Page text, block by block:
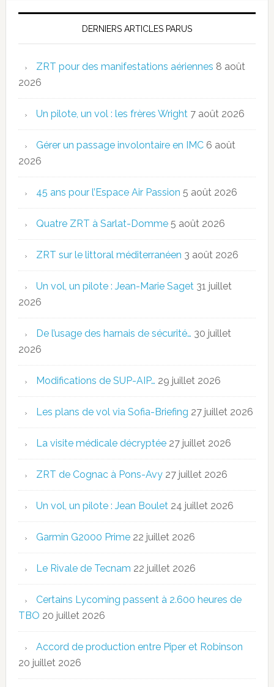
DERNIERS ARTICLES PARUS
ZRT pour des manifestations aériennes 8 août
2026
Un pilote, un vol : les frères Wright 7 août 2026
Gérer un passage involontaire en IMC 6 août
2026
45 ans pour l’Espace Air Passion 5 août 2026
Quatre ZRT à Sarlat-Domme 5 août 2026
ZRT sur le littoral méditerranéen 3 août 2026
Un vol, un pilote : Jean-Marie Saget 31 juillet
2026
De l’usage des harnais de sécurité… 30 juillet
2026
Modifications de SUP-AIP… 29 juillet 2026
Les plans de vol via Sofia-Briefing 27 juillet 2026
La visite médicale décryptée 27 juillet 2026
ZRT de Cognac à Pons-Avy 27 juillet 2026
Un vol, un pilote : Jean Boulet 24 juillet 2026
Garmin G2000 Prime 22 juillet 2026
Le Rivale de Tecnam 22 juillet 2026
Certains Lycoming passent à 2.600 heures de
TBO 20 juillet 2026
Accord de production entre Piper et Robinson
20 juillet 2026